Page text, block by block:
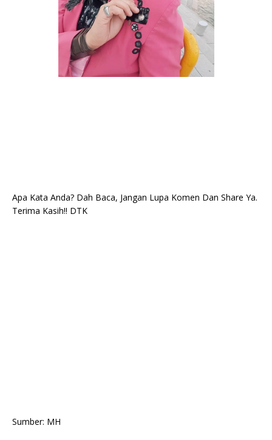
Apa Kata Anda? Dah Baca, Jangan Lupa Komen Dan Share Ya.
Terima Kasih!! DTK
Sumber: MH